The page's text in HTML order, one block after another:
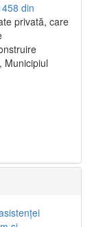
din
privată, care
Municipiul